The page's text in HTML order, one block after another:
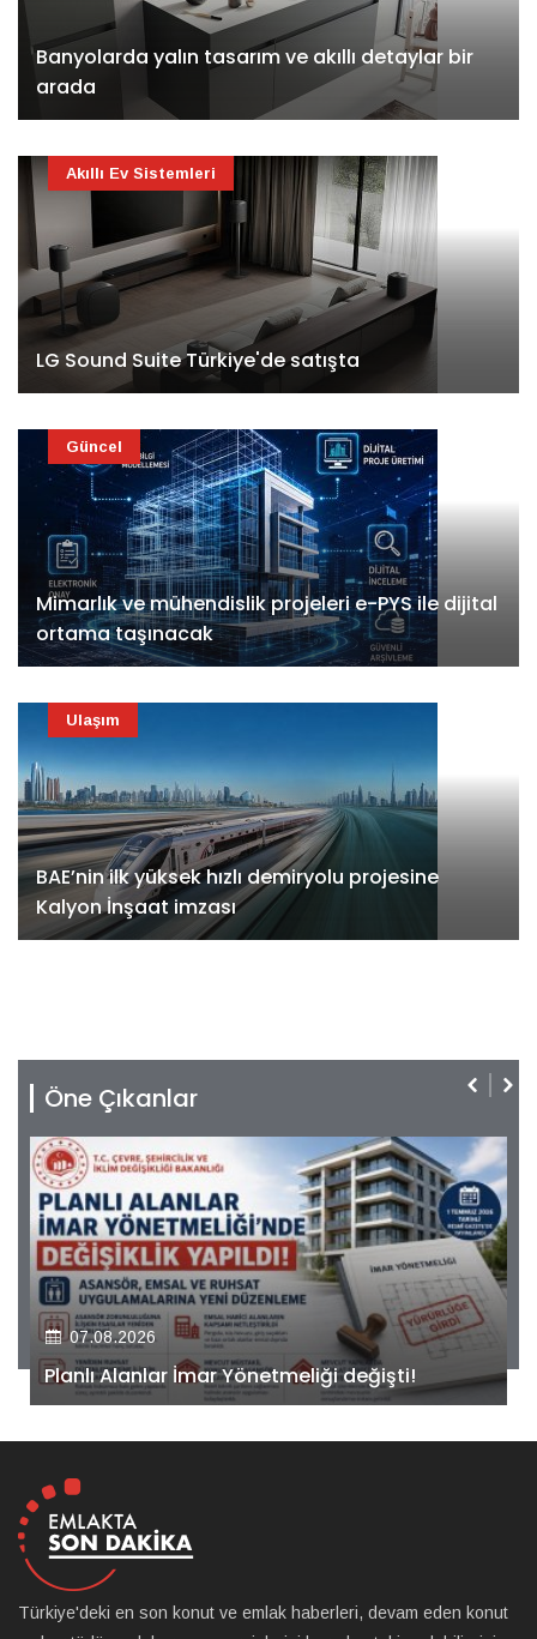
Banyolarda yalın tasarım ve akıllı detaylar bir
arada
LG Sound Suite Türkiye'de satışta
Akıllı Ev Sistemleri
Mimarlık ve mühendislik projeleri e-PYS ile dijital
ortama taşınacak
Güncel
BAE’nin ilk yüksek hızlı demiryolu projesine
Kalyon İnşaat imzası
Ulaşım
Öne Çıkanlar
07.08.2026
Kiler GYO’dan Pendik Dolayoba projesiyle ilgili
önemli adım!
Türkiye'deki en son konut ve emlak haberleri, devam eden konut